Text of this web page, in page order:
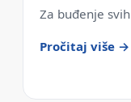
Za buđenje
Pročitaj više →